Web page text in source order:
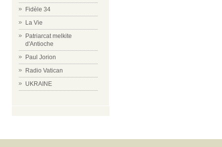
Fidèle 34
La Vie
Patriarcat melkite
d'Antioche
Paul Jorion
Radio Vatican
UKRAINE